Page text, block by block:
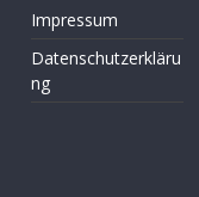
Impressum
Datenschutzerkläru
ng